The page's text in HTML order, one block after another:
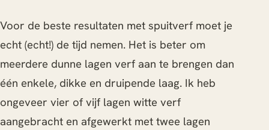
Voor de beste resultaten met spuitverf moet je
echt (echt!) de tijd nemen. Het is beter om
meerdere dunne lagen verf aan te brengen dan
één enkele, dikke en druipende laag. Ik heb
ongeveer vier of vijf lagen witte verf
aangebracht en afgewerkt met twee lagen